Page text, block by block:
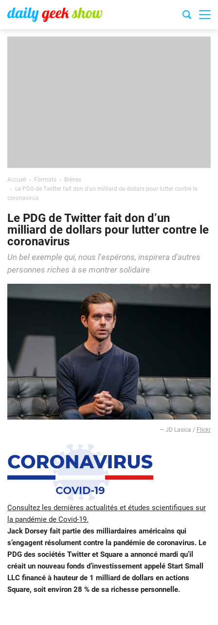
Accueil Formats
Brèves
Le PDG de Twitter fait don d’un milliard de dollars pour lutter contre le
coronavirus
Le PDG de Twitter fait don d’un
milliard de dollars pour lutter contre le
coronavirus
Un bel exemple qui, nous l'espérons, inspirera d'autres
personnes riches à se montrer solidaire
— JD Lasica / Flickr
Consultez les dernières actualités et études scientifiques sur
la pandémie de Covid-19.
Jack Dorsey fait partie des milliardaires américains qui
s’engagent résolument contre la pandémie de coronavirus. Le
PDG des sociétés Twitter et Square a annoncé mardi qu’il
créait un nouveau fonds d’investissement appelé Start Small
LLC financé à hauteur de 1 milliard de dollars en actions
Square, soit environ 28 % de sa richesse personnelle.